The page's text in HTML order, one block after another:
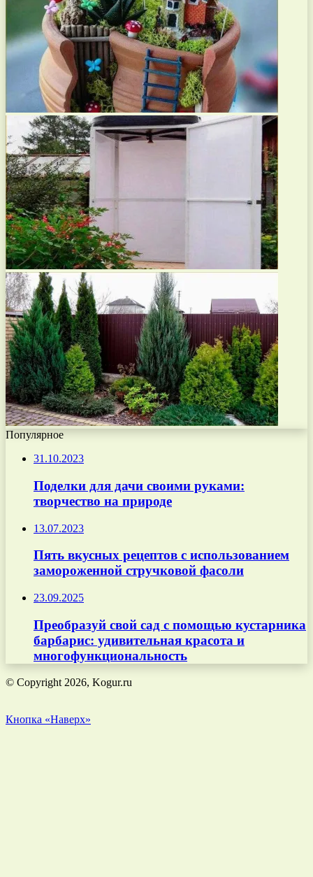
Популярное
31.10.2023
Поделки для дачи своими руками:
творчество на природе
13.07.2023
Пять вкусных рецептов с использованием
замороженной стручковой фасоли
23.09.2025
Преобразуй свой сад с помощью кустарника
барбарис: удивительная красота и
многофункциональность
© Copyright 2026, Kogur.ru
Кнопка «Наверх»